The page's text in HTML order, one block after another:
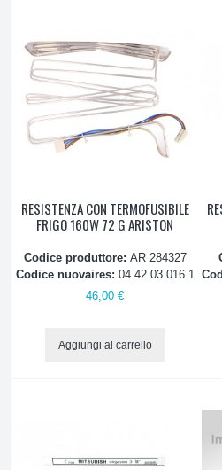
Vaschette compressore
Motoventilatori no-frost
CUCINE E RISCALDAMENTO
PICCOLO ELETTRODOMESTICO,
RESISTENZA CON TERMOFUSIBILE
FRIGO 160W 72 G ARISTON
Codice produttore: AR 284327
Codice nuovaires: 04.42.03.016.1
46,00 €
Aggiungi al carrello